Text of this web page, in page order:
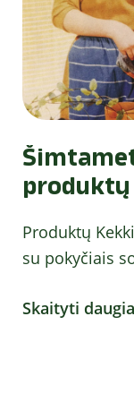
Produktų
su pokyčiais
Skaityti